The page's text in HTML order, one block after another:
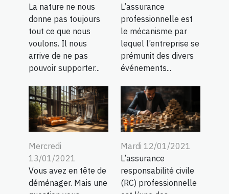
La nature ne nous
donne pas toujours
tout ce que nous
voulons. Il nous
arrive de ne pas
pouvoir supporter...
L’assurance
professionnelle est
le mécanisme par
lequel l’entreprise se
prémunit des divers
événements...
Mercredi
13/01/2021
Vous avez en tête de
déménager. Mais une
Mardi 12/01/2021
L’assurance
responsabilité civile
(RC) professionnelle